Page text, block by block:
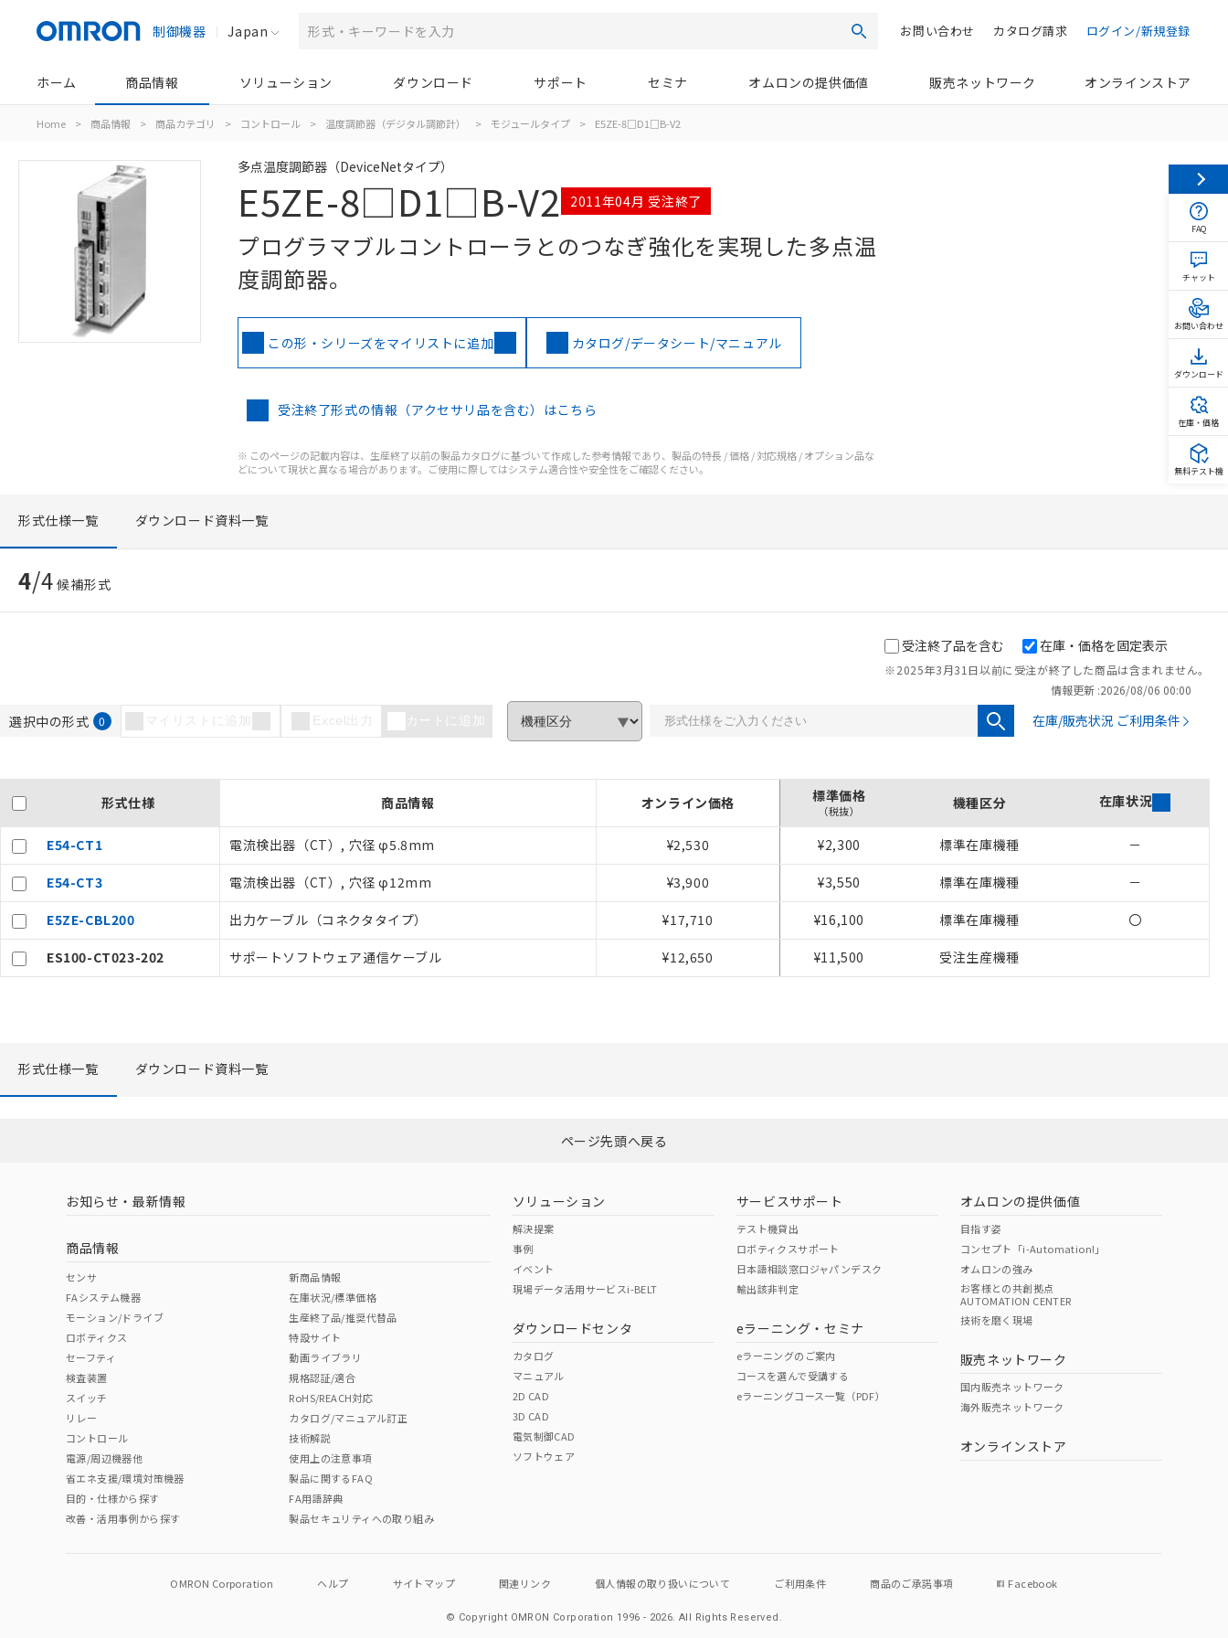
制御機器 Japan 検索 ログイン/新規登録
カタログ請求
お問い合わせ
ホーム 商品情報 ソリューション ダウンロード サポート セミナ オムロンの提供価値 販売ネットワーク オンラインストア
Home > 商品情報 > 商品カテゴリ > コントロール > 温度調節器（デジタル調節計） > モジュールタイプ > E5ZE-8□D1□B-V2
多点温度調節器（DeviceNetタイプ）
E5ZE-8□D1□B-V2 2011年04月 受注終了
プログラマブルコントローラとのつなぎ強化を実現した多点温
度調節器。
この形・シリーズをマイリストに追加 カタログ/データシート/マニュアル
受注終了形式の情報（アクセサリ品を含む）はこちら
※ このページの記載内容は、生産終了以前の製品カタログに基づいて作成した参考情報であり、製品の特長 / 価格 / 対応規格 / オプション品な
どについて現状と異なる場合があります。ご使用に際してはシステム適合性や安全性をご確認ください。
形式仕様一覧 ダウンロード資料一覧
4/4 候補形式
受注終了品を含む
※2025年3月31日以前に受注が終了した商品は含まれません。
在庫・価格を固定表示
選択中の形式 0 マイリストに追加 Excel出力 カートに追加
情報更新 :2026/08/06 00:00
在庫/販売状況 ご利用条件
形式仕様 商品情報 オンライン価格 標準価格
（税抜） 機種区分 在庫状況
E54-CT1 電流検出器（CT）, 穴径 φ5.8mm ¥2,530 ¥2,300 標準在庫機種 －
E54-CT3 電流検出器（CT）, 穴径 φ12mm ¥3,900 ¥3,550 標準在庫機種 －
E5ZE-CBL200 出力ケーブル（コネクタタイプ） ¥17,710 ¥16,100 標準在庫機種 〇
ES100-CT023-202 サポートソフトウェア通信ケーブル ¥12,650 ¥11,500 受注生産機種
形式仕様一覧 ダウンロード資料一覧
ページ先頭へ戻る
お知らせ・最新情報
商品情報
センサ
FAシステム機器
モーション/ドライブ
ロボティクス
セーフティ
検査装置
スイッチ
リレー
コントロール
電源/周辺機器他
省エネ支援/環境対策機器
目的・仕様から探す
改善・活用事例から探す
新商品情報
在庫状況/標準価格
生産終了品/推奨代替品
特設サイト
動画ライブラリ
規格認証/適合
RoHS/REACH対応
カタログ/マニュアル訂正
技術解説
使用上の注意事項
製品に関するFAQ
FA用語辞典
製品セキュリティへの取り組み
ソリューション
解決提案
事例
イベント
現場データ活用サービスi-BELT
ダウンロードセンタ
カタログ
マニュアル
2D CAD
3D CAD
電気制御CAD
ソフトウェア
サービスサポート
テスト機貸出
ロボティクスサポート
日本語相談窓口ジャパンデスク
輸出該非判定
eラーニング・セミナ
eラーニングのご案内
コースを選んで受講する
eラーニングコース一覧（PDF）
オムロンの提供価値
目指す姿
コンセプト「i-Automation!」
オムロンの強み
お客様との共創拠点
AUTOMATION CENTER
技術を磨く現場
販売ネットワーク
国内販売ネットワーク
海外販売ネットワーク
オンラインストア
OMRON Corporation ヘルプ サイトマップ 関連リンク 個人情報の取り扱いについて ご利用条件 商品のご承諾事項 Facebook
© Copyright OMRON Corporation 1996 - 2026.All Rights Reserved.
FAQ
チャット
お問い合わせ
ダウンロード
在庫・価格
無料テスト機
号
○ 一定数以上の在庫あり
△ 一定数には満たないが在庫あり
－
在庫なし(最新の在庫状況については、お客様のお取引先、またはお客様担当のオムロン制御
ご利用条件
本サービスは、当社制御機器事業取扱商品の当社在庫状況および標準価格(税抜)を提供させていただ
くものです。
当社制御機器事業取扱商品の中には、本サービスの対象外となる商品もあることをご了承ください。
在庫状況および標準価格照会結果は、記載している更新日時点での社内データに基づき作成されるも
のであり、閲覧された時点での実際の在庫および標準価格とは異なる場合があることをご了承くださ
い。
正式な納期状況および標準価格はお客様のお取引先、またはお客様担当のオムロン制御機器販売店・
当社販売員にご相談ください。
オムロン制御機器販売店や当社販売拠点は「
在庫状況および標準価格結果を当社の事前の承諾なく第三者に漏洩または開示しないようお願いしま